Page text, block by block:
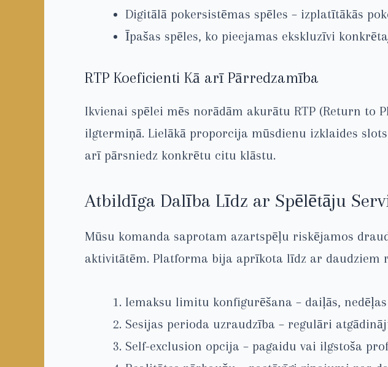
Digitālā pokersistēmas spēles – izplatītākās
Īpašas spēles, ko pieejamas ekskluzīvi
RTP Koeficienti Kā arī Pārredzamība
Ikvienai spēlei mēs norādām akurātu RTP (Return to
ilgtermiņā. Lielākā proporcija mūsdienu izklaides
arī pārsniedz konkrētu citu klāstu.
Atbildīga Dalība Līdz ar Spēlētāju
Mūsu komanda saprotam azartspēļu riskējamos
aktivitātēm. Platforma bija aprīkota līdz ar daudziem
Iemaksu limitu konfigurēšana – daiļās,
Sesijas perioda uzraudzība – regulāri
Self-exclusion opcija – pagaidu vai ilgstoša